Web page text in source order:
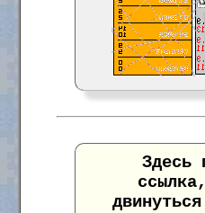
Здесь